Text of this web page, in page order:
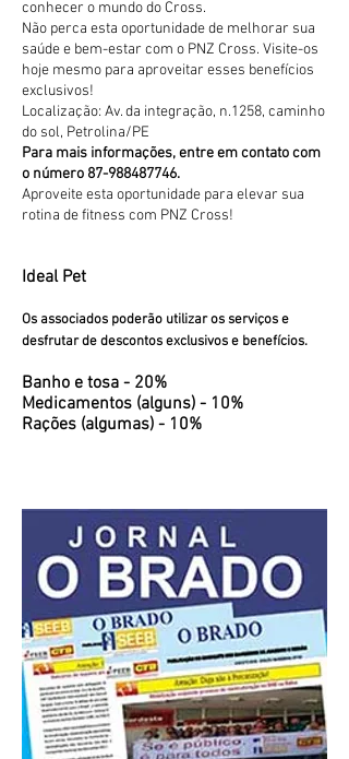
conhecer o mundo do Cross.
Não perca esta oportunidade de melhorar sua
saúde e bem-estar com o PNZ Cross. Visite-os
hoje mesmo para aproveitar esses benefícios
exclusivos!
Localização: Av. da integração, n.1258, caminho
do sol, Petrolina/PE
Para mais informações, entre em contato com
o número 87-988487746.
Aproveite esta oportunidade para elevar sua
rotina de fitness com PNZ Cross!
Ideal Pet
Os associados poderão utilizar os serviços e
desfrutar de descontos exclusivos e benefícios.
Banho e tosa - 20%
Medicamentos (alguns) - 10%
Rações (algumas) - 10%